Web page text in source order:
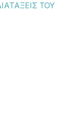
ΤΟΥ